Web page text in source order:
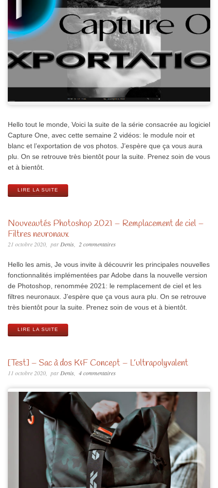
Hello tout le monde, Voici la suite de la série consacrée au logiciel
Capture One, avec cette semaine 2 vidéos: le module noir et
blanc et l’exportation de vos photos. J’espère que ça vous aura
plu. On se retrouve très bientôt pour la suite. Prenez soin de vous
et à bientôt.
LIRE LA SUITE
Nouveautés Photoshop 2021 – Remplacement de ciel –
Filtres neuronaux
21 octobre 2020 par Denis 2 commentaires
Hello les amis, Je vous invite à découvrir les principales nouvelles
fonctionnalités implémentées par Adobe dans la nouvelle version
de Photoshop, renommée 2021: le remplacement de ciel et les
filtres neuronaux. J’espère que ça vous aura plu. On se retrouve
très bientôt pour la suite. Prenez soin de vous et à bientôt.
LIRE LA SUITE
[Test] – Sac à dos K&F Concept – L’ultrapolyvalent
11 octobre 2020 par Denis 4 commentaires